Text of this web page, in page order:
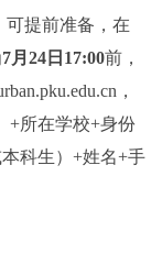
可提前准备，在
7月24日17:00前，
，
+所在学校+身份
科生）+姓名+手